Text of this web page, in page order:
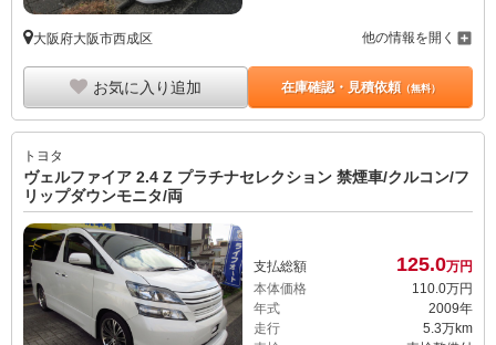
大阪府大阪市西成区 他の情報を開く
お気に入り追加 在庫確認・見積依頼（無料）
トヨタ
ヴェルファイア 2.4 Z プラチナセレクション 禁煙車/クルコン/フ
リップダウンモニタ/両
支払総額 125.0万円
本体価格
110.0万円
年式
2009年
走行
5.3万km